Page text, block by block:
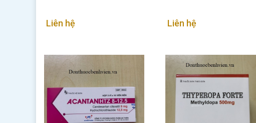
Liên hệ Liên hệ